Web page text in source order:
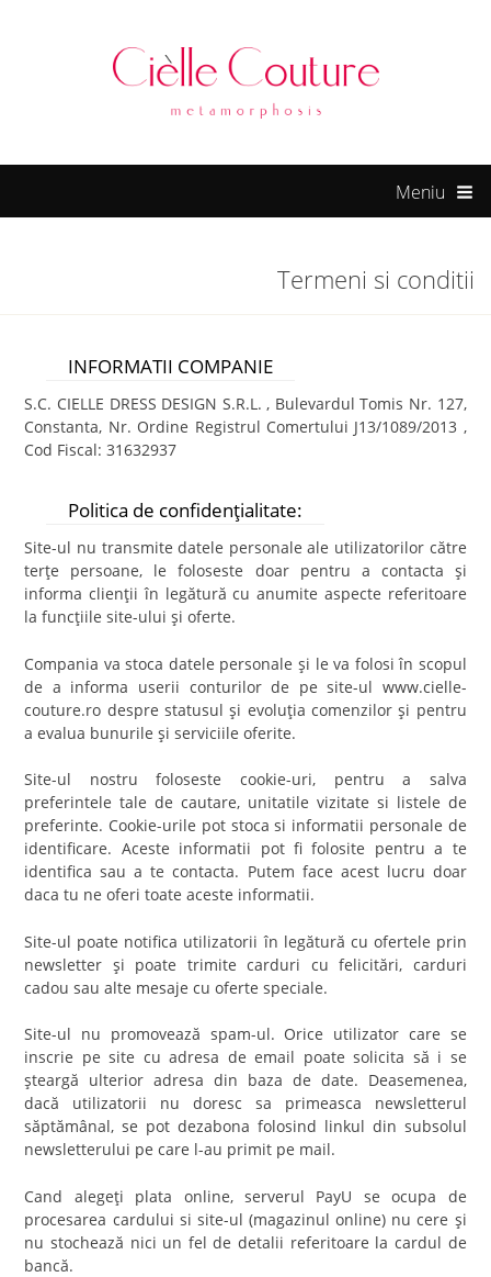
Meniu
Termeni si conditii
INFORMATII COMPANIE
S.C. CIELLE DRESS DESIGN S.R.L. , Bulevardul Tomis Nr. 127,
Constanta, Nr. Ordine Registrul Comertului J13/1089/2013 ,
Cod Fiscal: 31632937
Politica de confidenţialitate:
Site-ul nu transmite datele personale ale utilizatorilor către
terţe persoane, le foloseste doar pentru a contacta şi
informa clienţii în legătură cu anumite aspecte referitoare
la funcţiile site-ului şi oferte.
Compania va stoca datele personale şi le va folosi în scopul
de a informa userii conturilor de pe site-ul www.cielle-
couture.ro despre statusul şi evoluţia comenzilor şi pentru
a evalua bunurile şi serviciile oferite.
Site-ul nostru foloseste cookie-uri, pentru a salva
preferintele tale de cautare, unitatile vizitate si listele de
preferinte. Cookie-urile pot stoca si informatii personale de
identificare. Aceste informatii pot fi folosite pentru a te
identifica sau a te contacta. Putem face acest lucru doar
daca tu ne oferi toate aceste informatii.
Site-ul poate notifica utilizatorii în legătură cu ofertele prin
newsletter şi poate trimite carduri cu felicitări, carduri
cadou sau alte mesaje cu oferte speciale.
Site-ul nu promovează spam-ul. Orice utilizator care se
inscrie pe site cu adresa de email poate solicita să i se
şteargă ulterior adresa din baza de date. Deasemenea,
dacă utilizatorii nu doresc sa primeasca newsletterul
săptămânal, se pot dezabona folosind linkul din subsolul
newsletterului pe care l-au primit pe mail.
Cand alegeţi plata online, serverul PayU se ocupa de
procesarea cardului si site-ul (magazinul online) nu cere şi
nu stochează nici un fel de detalii referitoare la cardul de
bancă.